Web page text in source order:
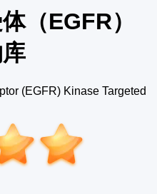
（EGFR）
(EGFR) Kinase Targeted